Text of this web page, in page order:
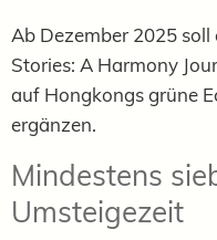
Ab Dezember 2025 soll
Stories: A Harmony
auf Hongkongs grüne
ergänzen.
Mindestens
Umsteigezeit